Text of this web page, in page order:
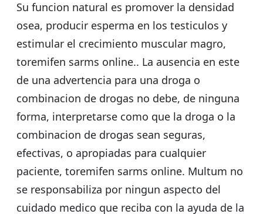
Su funcion natural es promover la densidad
osea, producir esperma en los testiculos y
estimular el crecimiento muscular magro,
toremifen sarms online.. La ausencia en este
de una advertencia para una droga o
combinacion de drogas no debe, de ninguna
forma, interpretarse como que la droga o la
combinacion de drogas sean seguras,
efectivas, o apropiadas para cualquier
paciente, toremifen sarms online. Multum no
se responsabiliza por ningun aspecto del
cuidado medico que reciba con la ayuda de la